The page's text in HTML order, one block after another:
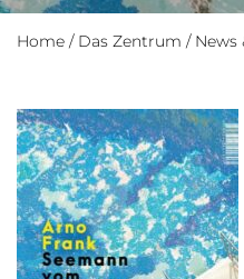
Home / Das Zentrum / News